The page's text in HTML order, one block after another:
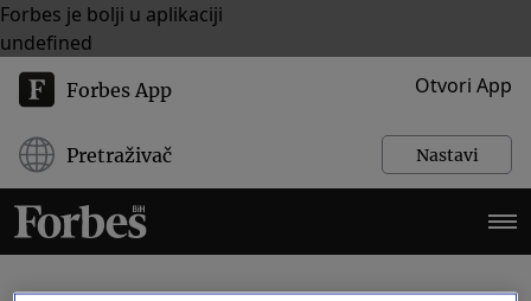
Forbes je bolji u aplikaciji
undefined
Forbes App Otvori App
Pretraživač Nastavi